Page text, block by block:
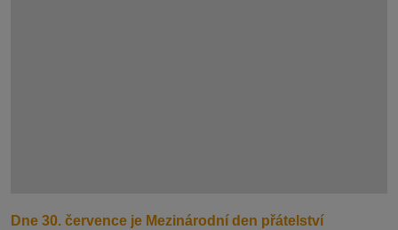
Dne 30. července je Mezinárodní den přátelství